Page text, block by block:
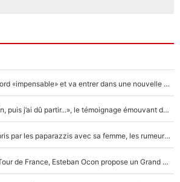
F1 - Alpine signe un accord «impensable» et va entrer dans une nouvelle dimension : Grande nouvelle pour Pierre Gasly !
F1 : « Je lui ai fait un câlin, puis j’ai dû partir...», le témoignage émouvant de Max Verstappen sur sa fille
F1 : Charles Leclerc surpris par les paparazzis avec sa femme, les rumeurs étaient vraies !
Comme pour le final du Tour de France, Esteban Ocon propose un Grand Prix de Formule 1 à Paris : «Autour de l’Arc de Triomphe, ce serait génial» !